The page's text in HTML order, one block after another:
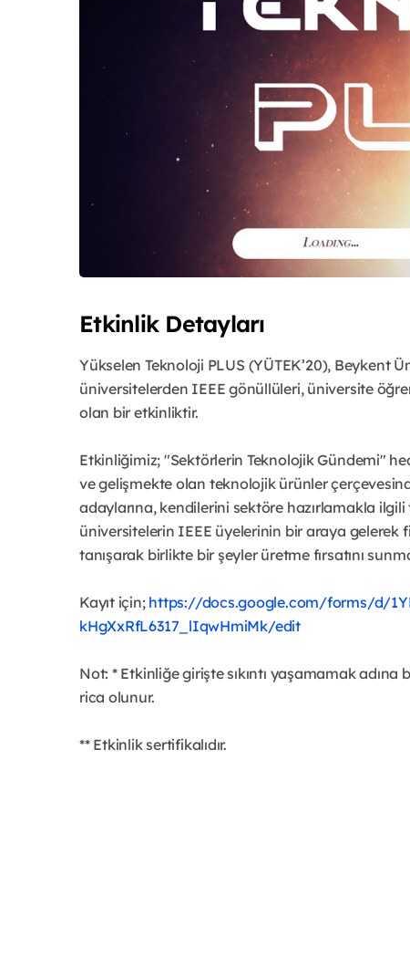
Etkinlik Detayları
Yükselen Teknoloji PLUS (YÜTEK’20), Beykent
üniversitelerden IEEE gönüllüleri, üniversite
olan bir etkinliktir.
Etkinliğimiz; "Sektörlerin Teknolojik Gündemi"
ve gelişmekte olan teknolojik ürünler
adaylarına, kendilerini sektöre hazırlamakla
üniversitelerin IEEE üyelerinin bir araya gelerek
tanışarak birlikte bir şeyler üretme fırsatını
Kayıt için; https://docs.google.com/forms/d/
kHgXxRfL6317_lIqwHmiMk/edit
Not: * Etkinliğe girişte sıkıntı yaşamamak
rica olunur.
** Etkinlik sertifikalıdır.